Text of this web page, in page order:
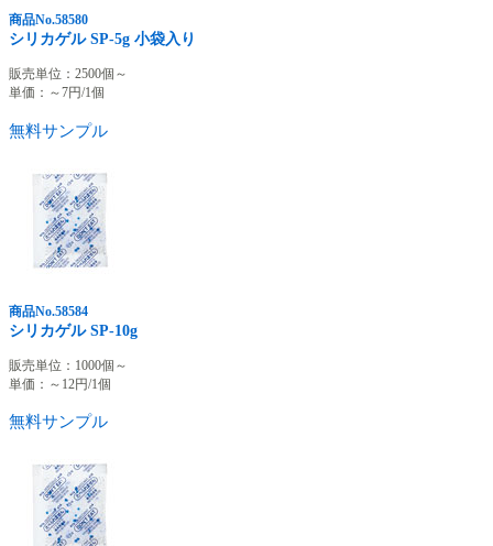
商品No.58580
シリカゲル SP-5g 小袋入り
販売単位：2500個～
単価：～7円/1個
無料サンプル
商品No.58584
シリカゲル SP-10g
販売単位：1000個～
単価：～ 12円/1個
無料サンプル